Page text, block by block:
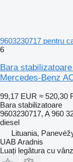
9603230717 pentru
6
Bara
Mercedes-Benz
99,17 EUR ≈ 520,30
Bara stabilizatoare
9603230717, A 960
diesel
Lituania,
UAB Aradnis
Luați legătura cu